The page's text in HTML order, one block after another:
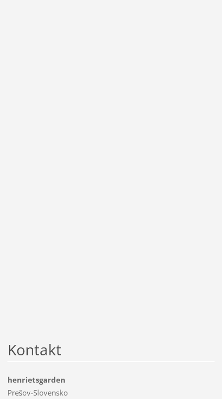
Kontakt
henrietsgarden
Prešov-Slovensko